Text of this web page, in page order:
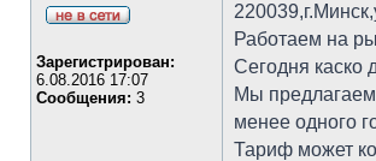
Зарегистрирован:
6.08.2016 17:07
Сообщения: 3
Работаем на
Сегодня каско
Мы
менее одного
Тариф может